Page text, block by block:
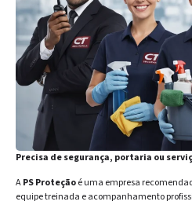
Precisa de segurança, portaria ou
APS Proteçãoé uma empresa
equipe treinada e acompanhamento